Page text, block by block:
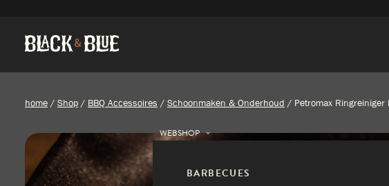
WEBSHOP
BARBECUES
home / Shop / BBQ Accessoires / Schoonmaken & Onderhoud / Petromax Ringreiniger